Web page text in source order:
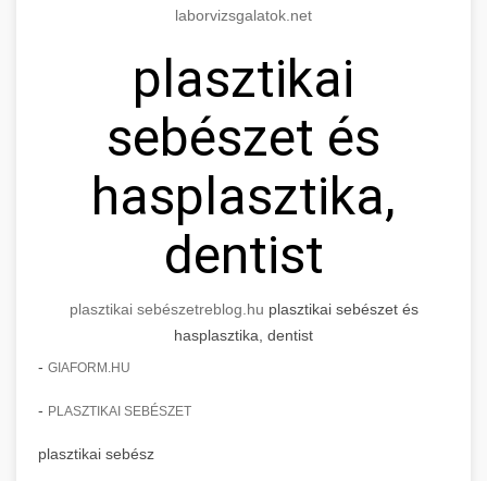
laborvizsgalatok.net
plasztikai
sebészet és
hasplasztika,
dentist
plasztikai sebészetreblog.hu plasztikai sebészet és
hasplasztika, dentist
- GIAFORM.HU
- PLASZTIKAI SEBÉSZET
plasztikai sebész